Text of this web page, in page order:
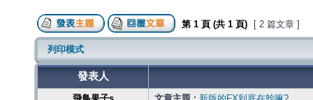
第 1 頁 (共 1 頁) [ 2 篇文章 ]
列印模式
發表人